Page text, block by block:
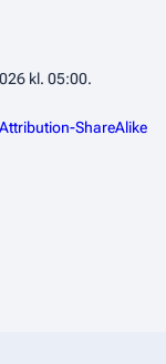
kl. 05:00.
ShareAlike